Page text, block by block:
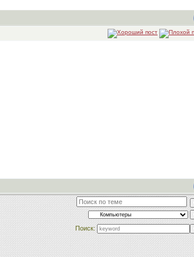
Поиск: